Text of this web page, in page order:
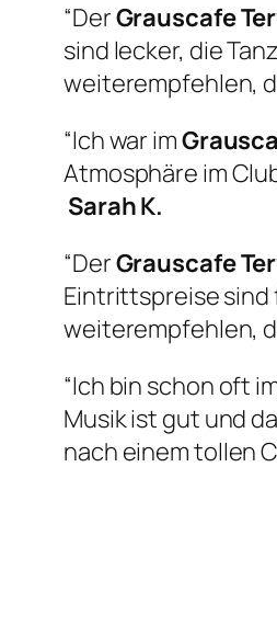
“DerGrauscafe
sind lecker, die
weiterempfehlen,
“Ich war im
Atmosphäre im
Sarah K.
“DerGrauscafe
Eintrittspreise sind
weiterempfehlen,
“Ich bin schon oft
Musik ist gut und
nach einem tollen